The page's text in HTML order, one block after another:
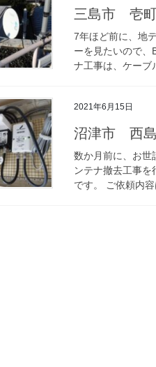
三島市 壱
7年ほど前に、地
ーを見たいので、
ナ工事は、ケー
2021年6月15日
沼津市 西
数か月前に、お世
ンテナ撤去工事
です。 ご依頼内